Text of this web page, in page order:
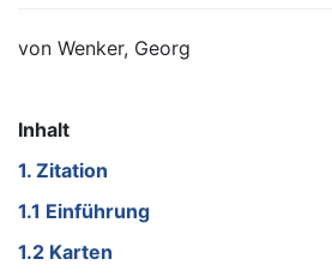
von Wenker, Georg
Inhalt
1. Zitation
1.1 Einführung
1.2 Karten